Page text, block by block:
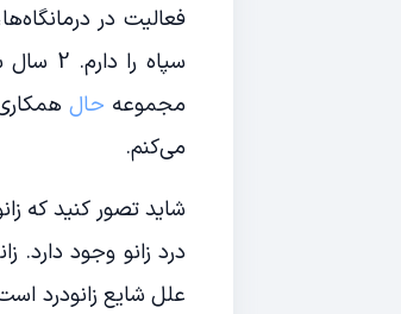
فعالیت در
سپاه
مجموعه حالهمکاری
می‌کنم.
شاید تصور کنید که
درد زانو وجود دارد.
علل شایع زانودرد